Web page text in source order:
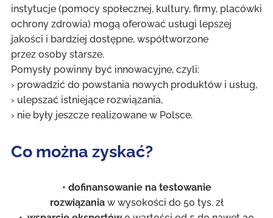
instytucje (pomocy społecznej, kultury, firmy, placówki
ochrony zdrowia) mogą oferować usługi lepszej
jakości i bardziej dostępne, współtworzone
przez osoby starsze.
Pomysły powinny być innowacyjne, czyli:
› prowadzić do powstania nowych produktów i usług,
› ulepszać istniejące rozwiązania,
› nie były jeszcze realizowane w Polsce.
Co można zyskać?
• dofinansowanie na testowanie
rozwiązaniaw wysokości do 50 tys. zł